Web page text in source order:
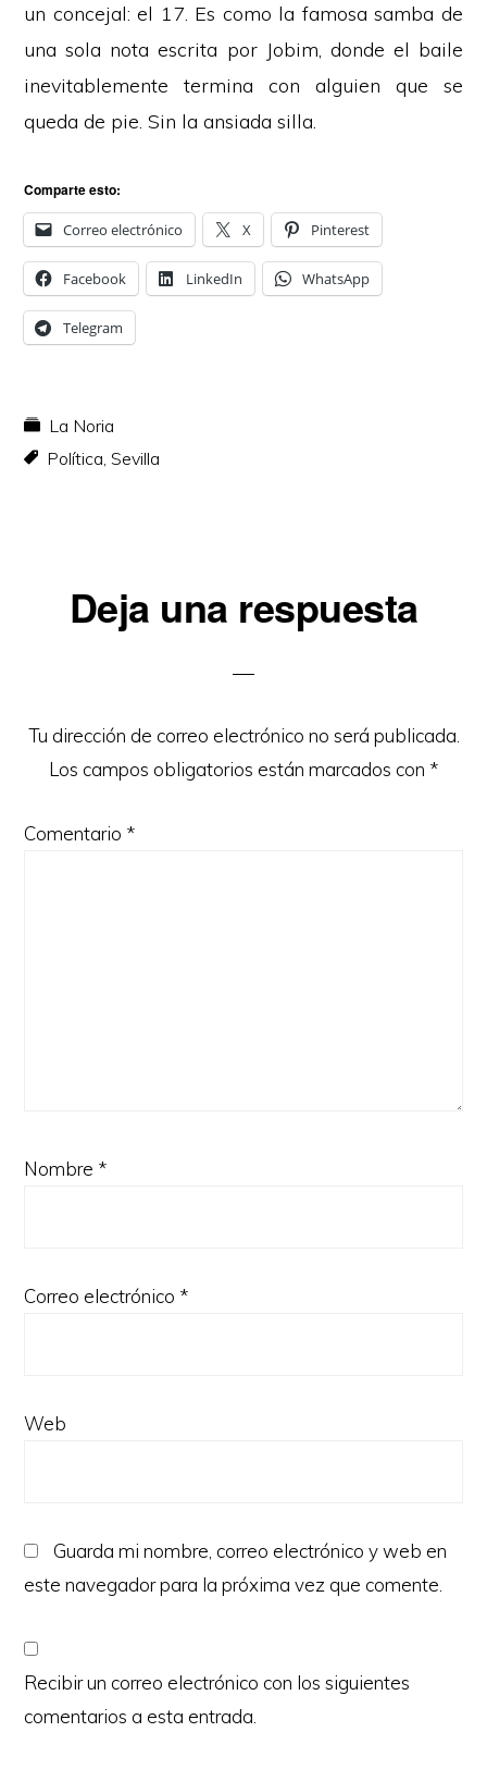
un concejal: el 17. Es como la famosa samba de
una sola nota escrita por Jobim, donde el baile
inevitablemente termina con alguien que se
queda de pie. Sin la ansiada silla.
Comparte esto:
Correo electrónico X Pinterest
Facebook LinkedIn WhatsApp
Telegram
La Noria
Política,Sevilla
Interacciones
lectores
Deja una respuesta
Tu dirección de correo electrónico no será publicada.
Los campos obligatorios están marcados con *
Comentario *
Nombre *
Correo electrónico *
Web
Guarda mi nombre, correo electrónico y web en
este navegador para la próxima vez que comente.
Recibir un correo electrónico con los siguientes
comentarios a esta entrada.